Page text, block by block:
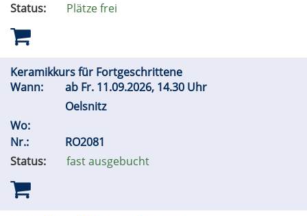
Status:
Plätze frei
Keramikkurs für Fortgeschrittene
Wann:
ab Fr. 11.09.2026, 14.30 Uhr
Oelsnitz
Wo:
Nr.:
RO2081
Status:
fast ausgebucht